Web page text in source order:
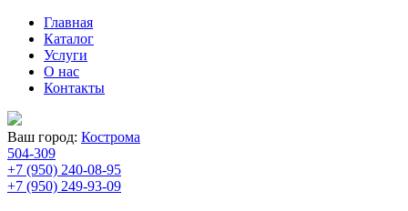
Главная
Каталог
Услуги
О нас
Контакты
Ваш город: Кострома
504-309
+7 (950) 240-08-95
+7 (950) 249-93-09